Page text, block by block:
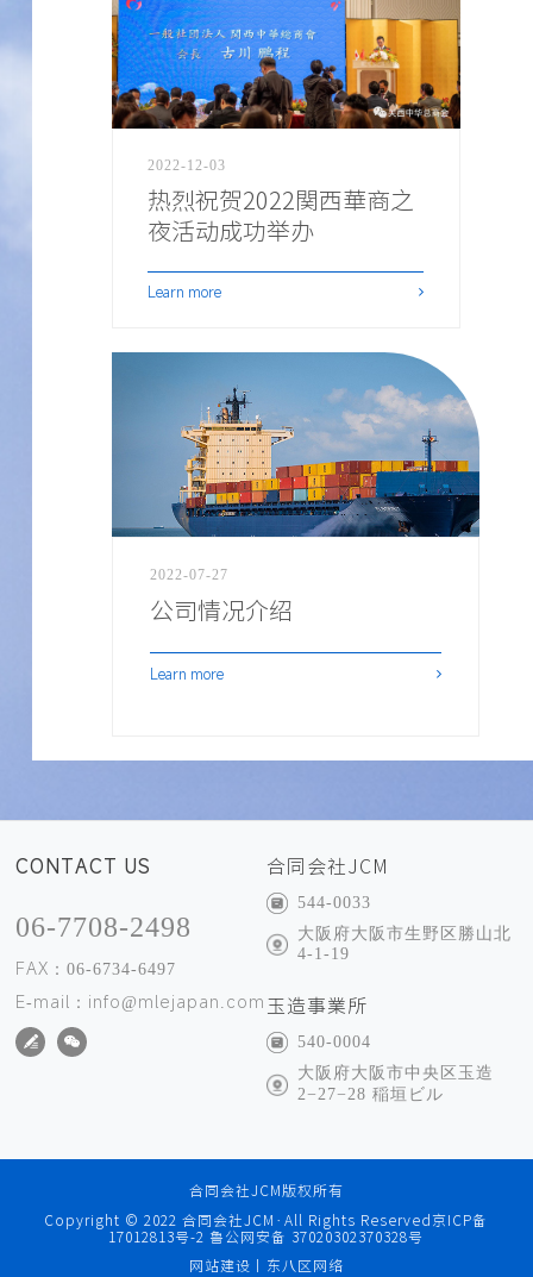
2022-12-03
热烈祝贺2022関西華商之
夜活动成功举办
Learn more
2022-07-27
公司情况介绍
Learn more
CONTACT US
06-7708-2498
FAX：06-6734-6497
E-mail：info@mlejapan.com
合同会社JCM
544-0033
大阪府大阪市生野区勝山北
4-1-19
玉造事業所
540-0004
大阪府大阪市中央区玉造
2−27−28 稲垣ビル
合同会社JCM版权所有
Copyright © 2022 合同会社JCM·All Rights Reserved京ICP备
17012813号-2 鲁公网安备 37020302370328号
网站建设丨东八区网络